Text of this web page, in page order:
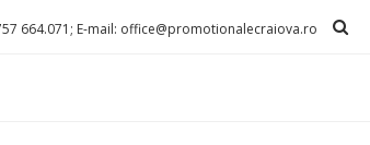
664.071; E-mail: office@promotionalecraiova.ro